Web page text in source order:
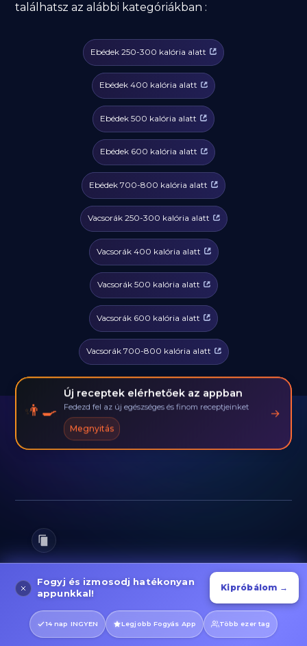
találhatsz az alábbi kategóriákban :
Ebédek 250-300 kalória alatt
Ebédek 400 kalória alatt
Ebédek 500 kalória alatt
Ebédek 600 kalória alatt
Ebédek 700-800 kalória alatt
Vacsorák 250-300 kalória alatt
Vacsorák 400 kalória alatt
Vacsorák 500 kalória alatt
Vacsorák 600 kalória alatt
Vacsorák 700-800 kalória alatt
👨‍🍳
Új receptek elérhetőek az appban
Fedezd fel az új egészséges és finom receptjeinket
Megnyitás
→
Ehetem ezt a Japán Curryt
ha fogyni akarok?
Igen, ez a recept kiválóan belefér egy
Fogyj és izmosodj hatékonyan
appunkkal!
Kipróbálom →
14 nap INGYEN Legjobb Fogyás App Több ezer tag